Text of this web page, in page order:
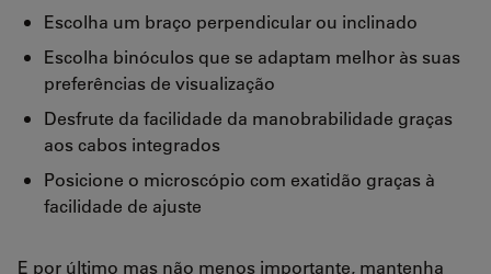
Escolha um braço perpendicular ou inclinado
Escolha binóculos que se adaptam melhor às suas
preferências de visualização
Desfrute da facilidade da manobrabilidade graças
aos cabos integrados
Posicione o microscópio com exatidão graças à
facilidade de ajuste
E por último mas não menos importante, mantenha